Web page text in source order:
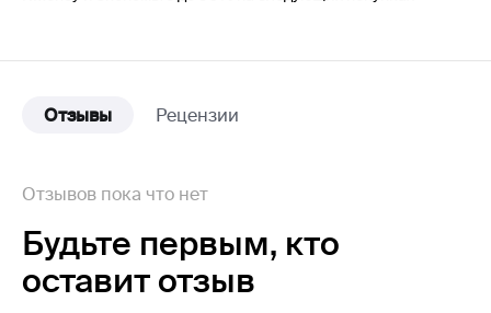
Отзывы Рецензии
Отзывов пока что нет
Будьте первым, кто
оставит отзыв